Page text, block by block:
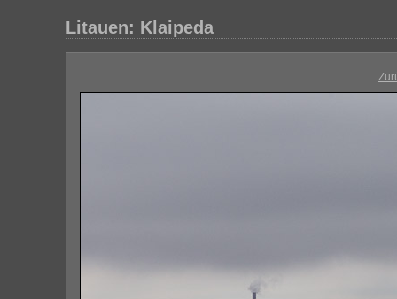
Litauen: Klaipeda